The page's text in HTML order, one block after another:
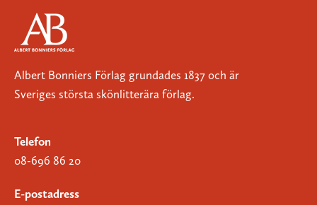
Albert Bonniers Förlag grundades 1837 och är
Sveriges största skönlitterära förlag.
Telefon
08-696 86 20
E-postadress